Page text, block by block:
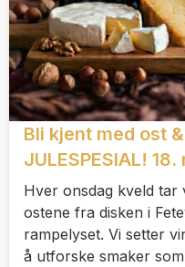
Bli kjent med ost
JULESPESIAL!
Hver onsdag kveld tar
ostene fra disken i
rampelyset. Vi setter
å utforske smaker